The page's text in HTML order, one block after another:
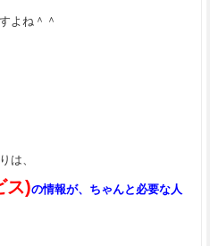
よね＾＾
は、
ス)の情報が、ちゃんと必要な人